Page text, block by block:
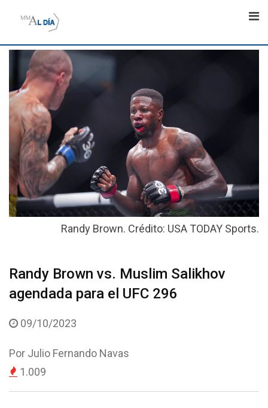
Randy Brown. Crédito: USA TODAY Sports.
Randy Brown vs. Muslim Salikhov
agendada para el UFC 296
09/10/2023
Por Julio Fernando Navas
1.009